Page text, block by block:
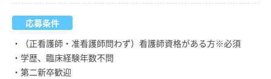
応募条件
・（正看護師・准看護師問わず）看護師資格がある方※必須
・学歴、臨床経験年数不問
・第二新卒歓迎